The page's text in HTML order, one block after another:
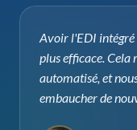
Avoir l'EDI intégré
plus efficace. Cela
automatisé, et
embaucher de